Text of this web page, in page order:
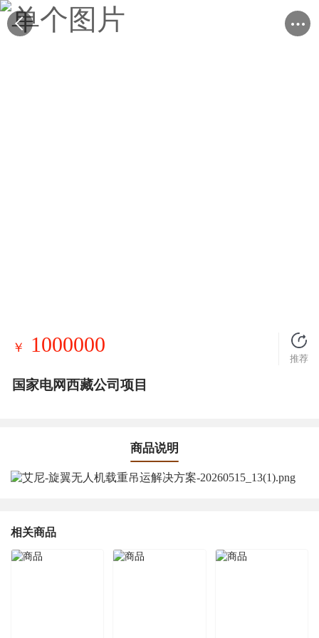
￥ 1000000
推荐
国家电网西藏公司项目
商品说明
相关商品